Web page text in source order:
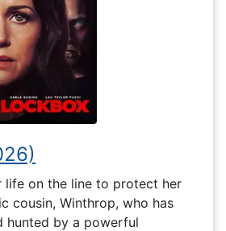
life on the line to protect her
cousin, Winthrop, who has
hunted by a powerful